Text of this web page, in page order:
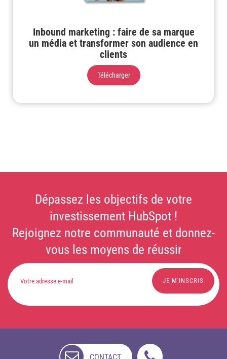
Inbound marketing : faire de sa marque
un média et transformer son audience en
clients
Télécharger
Dépassez les objectifs de votre
investissement HubSpot !
Rejoignez notre communauté et donnez-
vous les moyens de réussir